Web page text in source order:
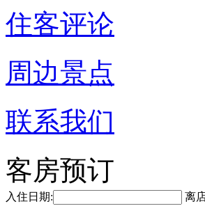
住客评论
周边景点
联系我们
客房预订
入住日期: 离